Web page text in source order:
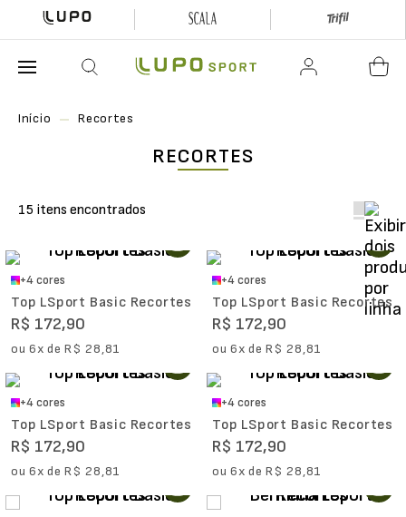
Início Recortes
RECORTES
15
+4cores
Top LSport Basic Recortes
R$ 172,90
ou6x deR$ 28,81
+4cores
Top LSport Basic Recortes
R$ 172,90
ou6x deR$ 28,81
+4cores
Top LSport Basic Recortes
R$ 172,90
ou6x deR$ 28,81
+4cores
Top LSport Basic Recortes
R$ 172,90
ou6x deR$ 28,81